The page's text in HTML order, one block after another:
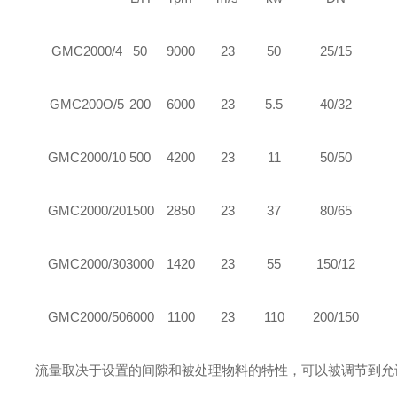
GMC2000/4 50 9000 23 50 25/15
GMC200O/5 200 6000 23 5.5 40/32
GMC2000/10 500 4200 23 11 50/50
GMC2000/201500 2850 23 37 80/65
GMC2000/303000 1420 23 55 150/12
GMC2000/506000 1100 23 110 200/150
流量取决于设置的间隙和被处理物料的特性，可以被调节到允